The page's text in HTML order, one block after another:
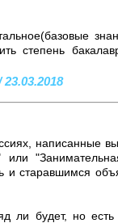
степень
написанные
и старавшимся
ли будет, но